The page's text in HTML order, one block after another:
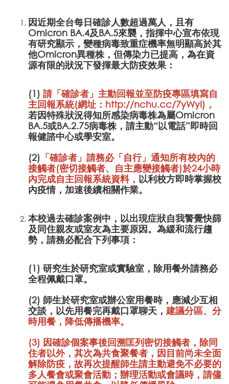
因近期全台每日確診人數超過萬人，且有
Omicron BA.4及BA.5來襲，指揮中心宣布依現
有研究顯示，變種病毒致重症機率無明顯高於其
他Omicron異種株，但傳染力已提高，為在資
源有限的狀況下發揮最大防疫效果：
(1) 請「確診者」主動回報並至防疫專區填寫自
主回報系統(網址： http://nchu.cc/7yWyI) ，
若因特殊狀況得知所感染病毒株為屬Omicron
BA.5或BA.2.75病毒株，請主動“以電話”即時回
報健諮中心或學安室。
(2) 「確診者」請務必「自行」通知所有校內的
接觸者(密切接觸者、自主應變接觸者)於24小時
內完成自主回報系統資料， 以利校方即時掌握校
內疫情，加速後續相關作業。
本校過去確診案例中，以出現症狀自我警覺快篩
及同住親友或室友為主要原因。為緩和流行趨
勢，請務必配合下列事項：
(1) 研究生於研究室或實驗室，除用餐外請務必
全程佩戴口罩。
(2) 師生於研究室或辦公室用餐時，應減少互相
交談，以先用餐完再戴口罩聊天， 建議分區、分
時用餐，降低傳播機率。
(3) 因確診個案事後回溯匡列密切接觸者，除同
住者以外，其次為共食聚餐者，因目前尚未全面
解除防疫，故再次提醒師生請主動避免不必要的
多人餐會或聚會活動；辦理活動或會議時，請儘